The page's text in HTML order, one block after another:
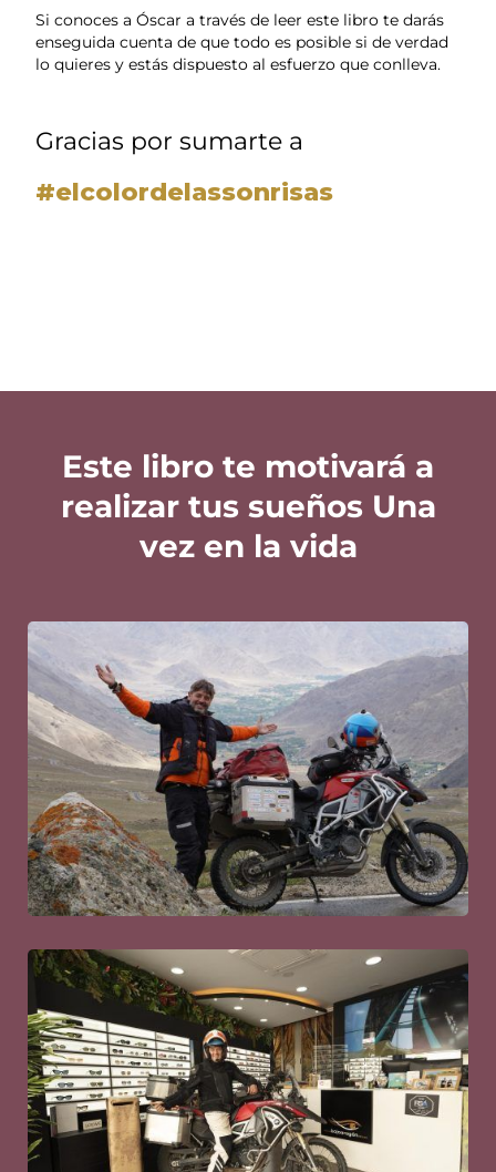
Si conoces a Óscar a través de leer este libro te darás
enseguida cuenta de que todo es posible si de verdad
lo quieres y estás dispuesto al esfuerzo que conlleva.
Gracias por sumarte a
#elcolordelassonrisas
Este libro te motivará a
realizar tus sueños Una
vez en la vida